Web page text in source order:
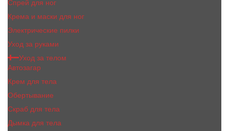
Спрей для ног
Крема и маски для ног
Электрические пилки
Уход за руками
Уход за телом
Автозагар
Крем для тела
Обертывание
Скраб для тела
Дымка для тела